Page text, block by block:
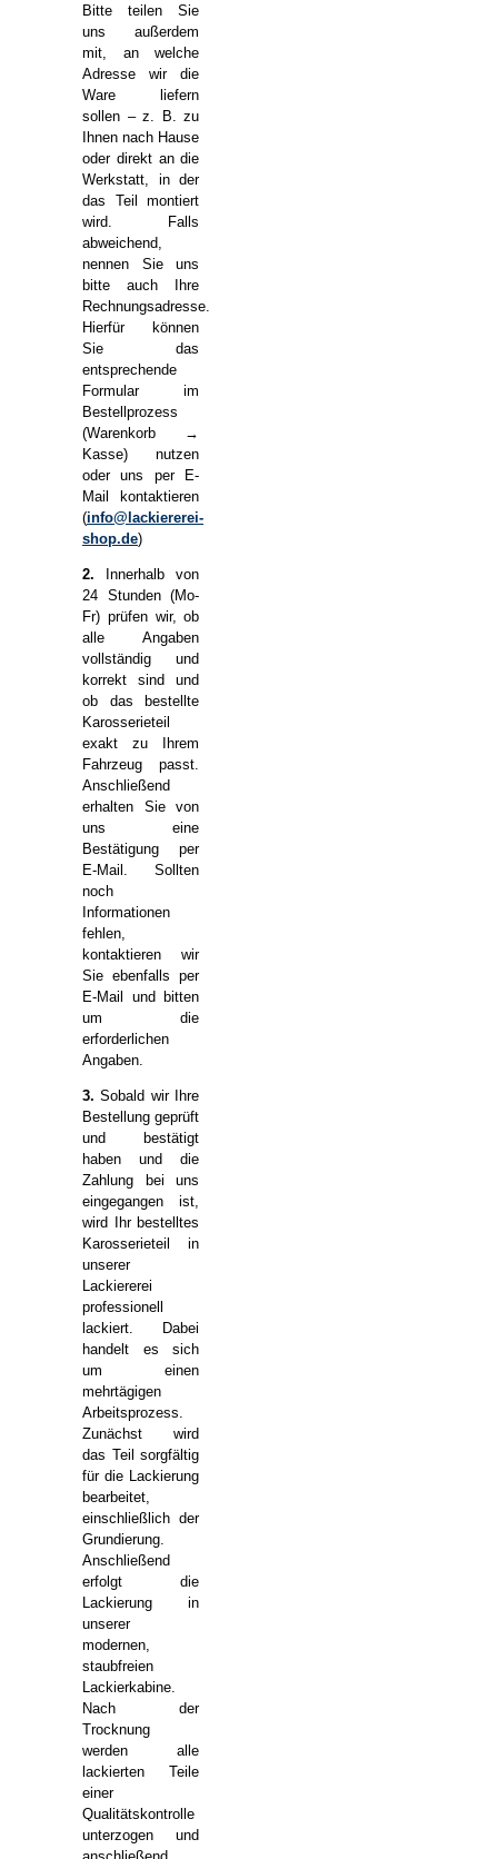
Bitte teilen Sie
uns außerdem
mit, an welche
Adresse wir die
Ware liefern
sollen – z. B. zu
Ihnen nach Hause
oder direkt an die
Werkstatt, in der
das Teil montiert
wird. Falls
abweichend,
nennen Sie uns
bitte auch Ihre
Rechnungsadresse.
Hierfür können
Sie das
entsprechende
Formular im
Bestellprozess
(Warenkorb →
Kasse) nutzen
oder uns per E-
Mail kontaktieren
(info@lackiererei-
shop.de)
2. Innerhalb von
24 Stunden (Mo-
Fr) prüfen wir, ob
alle Angaben
vollständig und
korrekt sind und
ob das bestellte
Karosserieteil
exakt zu Ihrem
Fahrzeug passt.
Anschließend
erhalten Sie von
uns eine
Bestätigung per
E-Mail. Sollten
noch
Informationen
fehlen,
kontaktieren wir
Sie ebenfalls per
E-Mail und bitten
um die
erforderlichen
Angaben.
3. Sobald wir Ihre
Bestellung geprüft
und bestätigt
haben und die
Zahlung bei uns
eingegangen ist,
wird Ihr bestelltes
Karosserieteil in
unserer
Lackiererei
professionell
lackiert. Dabei
handelt es sich
um einen
mehrtägigen
Arbeitsprozess.
Zunächst wird
das Teil sorgfältig
für die Lackierung
bearbeitet,
einschließlich der
Grundierung.
Anschließend
erfolgt die
Lackierung in
unserer
modernen,
staubfreien
Lackierkabine.
Nach der
Trocknung
werden alle
lackierten Teile
einer
Qualitätskontrolle
unterzogen und